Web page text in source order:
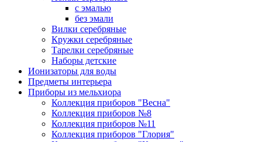
с эмалью
без эмали
Вилки серебряные
Кружки серебряные
Тарелки серебряные
Наборы детские
Ионизаторы для воды
Предметы интерьера
Приборы из мельхиора
Коллекция приборов "Весна"
Коллекция приборов №8
Коллекция приборов №11
Коллекция приборов "Глория"